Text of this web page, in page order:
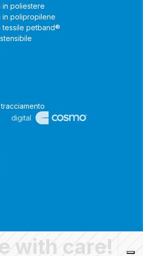
poliestere
polipropilene
petband®
digital
with care!